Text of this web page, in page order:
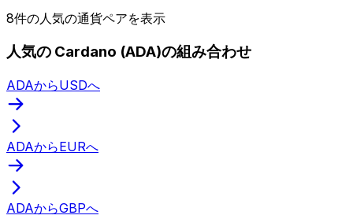
8件の人気の通貨ペアを表示
人気の Cardano (ADA)の組み合わせ
ADAからUSDへ
ADAからEURへ
ADAからGBPへ